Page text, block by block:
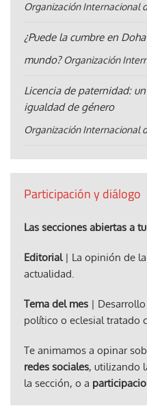
Organización Internacional
¿Puede la cumbre en
mundo? Organización
Licencia de paternidad:
igualdad de género
Organización Internacional
Participación y diálogo
Las secciones abiertas a
Editorial| La opinión de la
actualidad.
Tema del mes |
político o eclesial tratado
Te animamos a opinar
redes sociales, utilizando
la sección, o a